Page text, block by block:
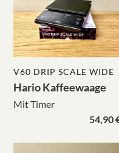
V60 DRIP SCALE WIDE
Hario Kaffeewaage
Mit Timer
54,90